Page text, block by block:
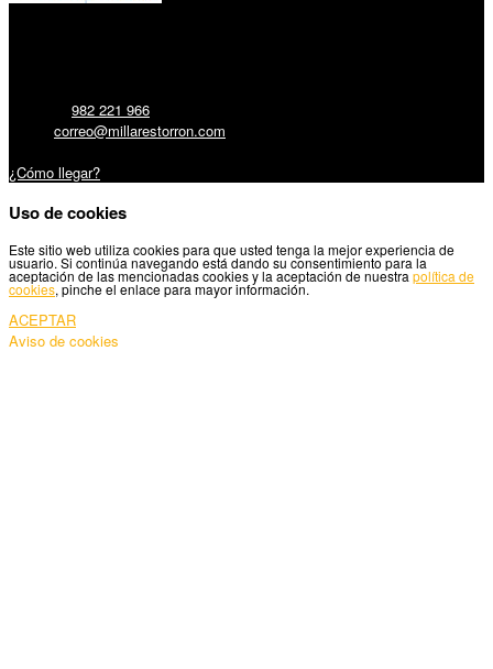
982 221 966
correo@millarestorron.com
¿Cómo llegar?
Uso de cookies
Este sitio web utiliza cookies para que usted tenga la mejor experiencia de
usuario. Si continúa navegando está dando su consentimiento para la
aceptación de las mencionadas cookies y la aceptación de nuestra política de
cookies, pinche el enlace para mayor información.
ACEPTAR
Aviso de cookies